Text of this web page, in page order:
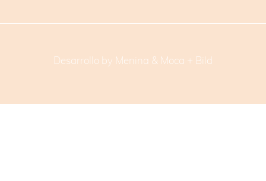
Desarrollo by Menina & Moca + Bild